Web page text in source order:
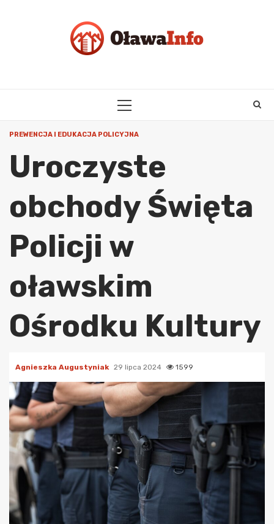
PRIMARY
PREWENCJA I EDUKACJA POLICYJNA
Uroczyste
obchody Święta
Policji w
oławskim
Ośrodku Kultury
Agnieszka Augustyniak 29 lipca 2024 1599